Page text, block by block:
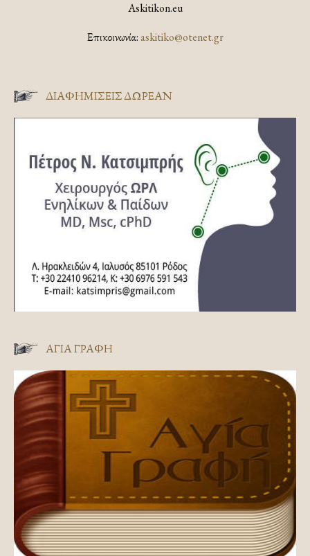
Askitikon.eu
Επικοινωνία:askitiko@otenet.gr
ΔΙΑΦΗΜΊΣΕΙΣ ΔΩΡΕΆΝ
ΑΓΊΑ ΓΡΑΦΉ